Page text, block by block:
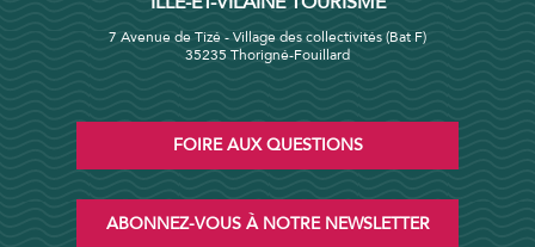
7 Avenue de Tizé - Village des collectivités (Bat F)
35235 Thorigné-Fouillard
FOIRE AUX QUESTIONS
ABONNEZ-VOUS À NOTRE NEWSLETTER